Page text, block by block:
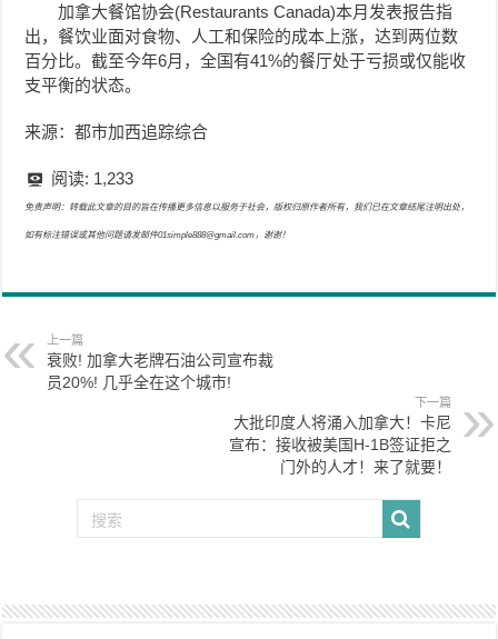
加拿大餐馆协会(Restaurants Canada)本月发表报告指
出，餐饮业面对食物、人工和保险的成本上涨，达到两位数
百分比。截至今年6月，全国有41%的餐厅处于亏损或仅能收
支平衡的状态。
来源：都市加西追踪综合
阅读: 1,233
免责声明：转载此文章的目的旨在传播更多信息以服务于社会，版权归原作者所有，我们已在文章结尾注明出处，
如有标注错误或其他问题请发邮件01simple888@gmail.com，谢谢！
上一篇
衰败! 加拿大老牌石油公司宣布裁
员20%! 几乎全在这个城市!
下一篇
大批印度人将涌入加拿大！卡尼
宣布：接收被美国H-1B签证拒之
门外的人才！来了就要！